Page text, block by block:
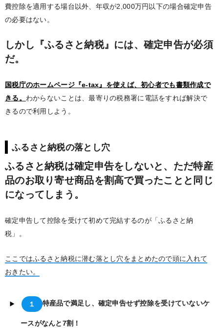
費控除を適用する場台以外、年収が2,000万円以下の場合確定申告
の必要はない。
しかし『ふるさと納税』には、確定申告が必須
だ。
国税庁のホームページ『e-tax』を使えば、初心者でも書類作成で
きる。 わからないことは、最寄りの税務署に電話をすれば解決で
きるので利用しよう。
ふるさと納税の落とし穴
ふるさと納税は確定申告をしないと、ただ特産
品のお取り寄せ商品を割高で買ったことと同じ
になってしまう。
確定申告して控除を受けて初めて完結するのが「ふるさと納
税」。
ここではふるさと納税に潜む落とし穴をまとめたので頭に入れて
おきたい。
１ 特産品で満足し、確定申告せず控除を受けていないケ
ースがなんと7割！